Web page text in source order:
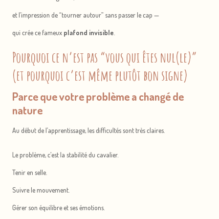
et l’impression de “tourner autour” sans passer le cap —
qui crée ce fameux plafond invisible
Pourquoi ce n’est pas “vous qui êtes nul(le)”
(et pourquoi c’est même plutôt bon signe)
Parce que votre problème a changé de
nature
Au début de l’apprentissage, les difficultés sont très claires.
Le problème, c’est la stabilité du cavalier.
Tenir en selle.
Suivre le mouvement.
Gérer son équilibre et ses émotions.